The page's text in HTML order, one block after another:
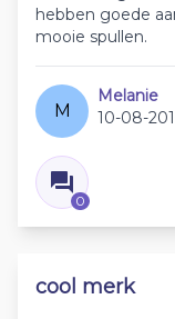
hebben goede
mooie spullen.
M
Melanie
10-08-
0
cool merk